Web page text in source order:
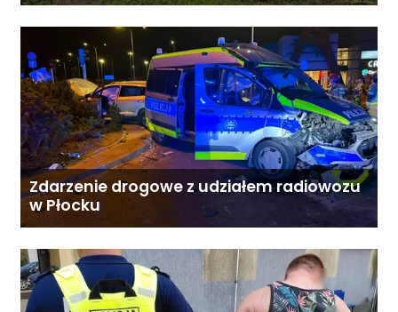
Zdarzenie drogowe z udziałem radiowozu
w Płocku